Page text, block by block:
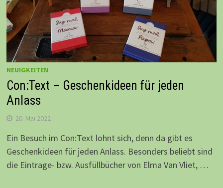
NEUIGKEITEN
Con:Text – Geschenkideen für jeden
Anlass
20. Mai 2022
Ein Besuch im Con:Text lohnt sich, denn da gibt es
Geschenkideen für jeden Anlass. Besonders beliebt sind
die Eintrage- bzw. Ausfüllbücher von Elma Van Vliet, …